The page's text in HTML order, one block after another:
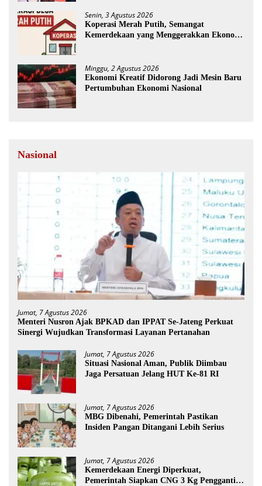
Senin, 3 Agustus 2026
Koperasi Merah Putih, Semangat
Kemerdekaan yang Menggerakkan Ekonomi
Minggu, 2 Agustus 2026
Ekonomi Kreatif Didorong Jadi Mesin Baru
Pertumbuhan Ekonomi Nasional
Nasional
Jumat, 7 Agustus 2026
Menteri Nusron Ajak BPKAD dan IPPAT Se-Jateng Perkuat
Sinergi Wujudkan Transformasi Layanan Pertanahan
Jumat, 7 Agustus 2026
Situasi Nasional Aman, Publik Diimbau
Jaga Persatuan Jelang HUT Ke-81 RI
Jumat, 7 Agustus 2026
MBG Dibenahi, Pemerintah Pastikan
Insiden Pangan Ditangani Lebih Serius
Jumat, 7 Agustus 2026
Kemerdekaan Energi Diperkuat,
Pemerintah Siapkan CNG 3 Kg Pengganti